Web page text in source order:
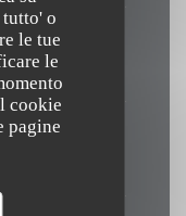
o
le tue
le
cookie
pagine
22:30 *